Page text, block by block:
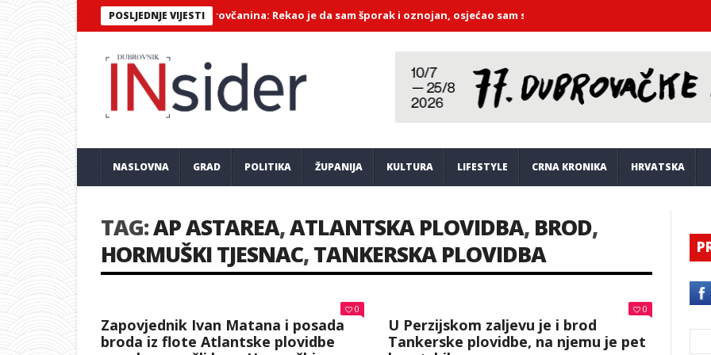
POSLJEDNJE VIJESTI
u Gružu nije htio ukrcati Dubrovčanina: Rekao je da sam šporak i oznojan, osjećao sam se poniženo Tim Marka Perkovića
NASLOVNA GRAD POLITIKA ŽUPANIJA KULTURA LIFESTYLE CRNA KRONIKA HRVATSKA
TAG:AP ASTAREA,ATLANTSKA PLOVIDBA, BROD,
HORMUŠKI TJESNAC,TANKERSKA PLOVIDBA
0
Zapovjednik Ivan Matana i posada
broda iz flote Atlantske plovidbe
0
U Perzijskom zaljevu je i brod
Tankerske plovidbe, na njemu je pet